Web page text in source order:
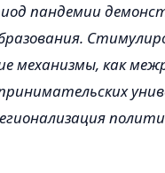
пандемии
механизмы, как